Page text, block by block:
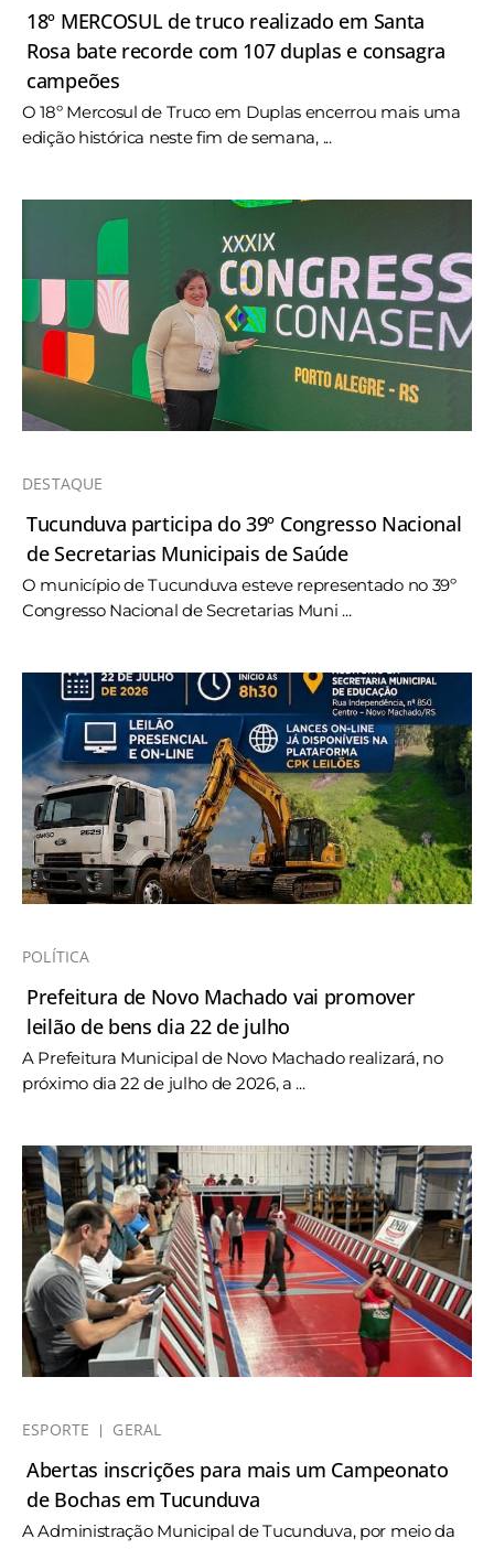
18º MERCOSUL de truco realizado em Santa
Rosa bate recorde com 107 duplas e consagra
campeões
O 18º Mercosul de Truco em Duplas encerrou mais uma
edição histórica neste fim de semana, ...
DESTAQUE
Tucunduva participa do 39º Congresso Nacional
de Secretarias Municipais de Saúde
O município de Tucunduva esteve representado no 39º
Congresso Nacional de Secretarias Muni ...
POLÍTICA
Prefeitura de Novo Machado vai promover
leilão de bens dia 22 de julho
A Prefeitura Municipal de Novo Machado realizará, no
próximo dia 22 de julho de 2026, a ...
ESPORTE GERAL
Abertas inscrições para mais um Campeonato
de Bochas em Tucunduva
A Administração Municipal de Tucunduva, por meio da